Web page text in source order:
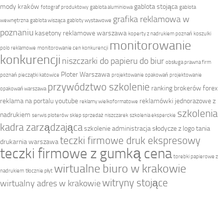
mody kraków fotograf produktowy gablota aluminiowa gablota stojąca gablota
wewnętrzna gablota wisząca gabloty wystawowe grafika reklamowa w
poznaniu kasetony reklamowe warszawa koperty z nadrukiem poznań koszulki
polo reklamowe monitorowanie cen konkurencji monitorowanie
konkurencji niszczarki do papieru do biur obsługa prawna firm
poznań pieczątki katowice Ploter Warszawa projektowanie opakowań projektowanie
opakowań warszawa przywództwo szkolenie ranking brokerów forex
reklama na portalu youtube reklamy wielkoformatowe reklamówki jednorazowe z
nadrukiem serwis ploterów sklep sprzedaż niszczarek szkolenia eksperckie szkolenia
kadra zarządzająca szkolenie administracjasłodycze z logotania
drukarnia warszawateczki firmowe druk ekspresowy
teczki firmowe z gumką cena torebki papierowe z
nadrukiem tłocznie płyt wirtualne biuro w krakowie
wirtualny adres w krakowiewitryny stojące